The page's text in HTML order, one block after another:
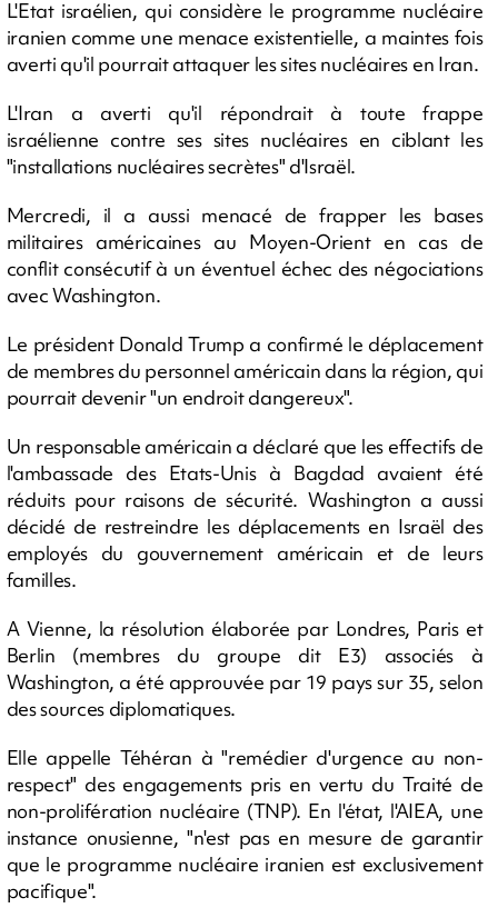
L'Etat israélien, qui considère le programme nucléaire
iranien comme une menace existentielle, a maintes fois
averti qu'il pourrait attaquer les sites nucléaires en Iran.
L'Iran a averti qu'il répondrait à toute frappe
israélienne contre ses sites nucléaires en ciblant les
"installations nucléaires secrètes" d'Israël.
Mercredi, il a aussi menacé de frapper les bases
militaires américaines au Moyen-Orient en cas de
conflit consécutif à un éventuel échec des négociations
avec Washington.
Le président Donald Trump a confirmé le déplacement
de membres du personnel américain dans la région, qui
pourrait devenir "un endroit dangereux".
Un responsable américain a déclaré que les effectifs de
l'ambassade des Etats-Unis à Bagdad avaient été
réduits pour raisons de sécurité. Washington a aussi
décidé de restreindre les déplacements en Israël des
employés du gouvernement américain et de leurs
familles.
A Vienne, la résolution élaborée par Londres, Paris et
Berlin (membres du groupe dit E3) associés à
Washington, a été approuvée par 19 pays sur 35, selon
des sources diplomatiques.
Elle appelle Téhéran à "remédier d'urgence au non-
respect" des engagements pris en vertu du Traité de
non-prolifération nucléaire (TNP). En l'état, l'AIEA, une
instance onusienne, "n'est pas en mesure de garantir
que le programme nucléaire iranien est exclusivement
pacifique".